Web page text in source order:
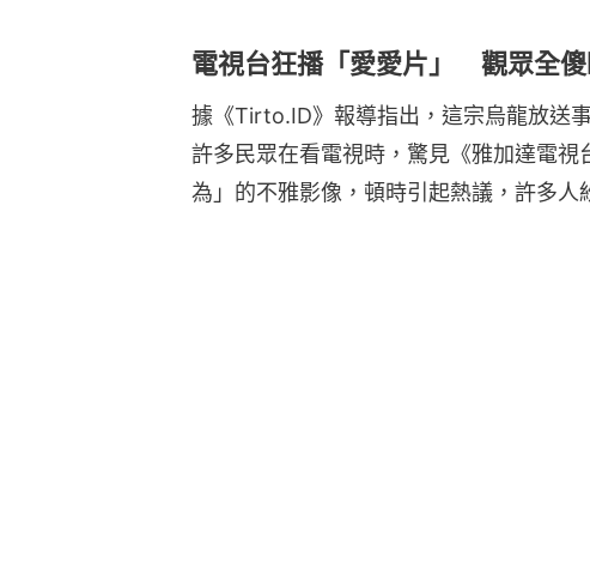
電視台狂播「愛愛片」 觀眾全
據《Tirto.ID》報導指出，這宗烏龍放送
許多民眾在看電視時，驚見《雅加達電
為」的不雅影像，頓時引起熱議，許多人